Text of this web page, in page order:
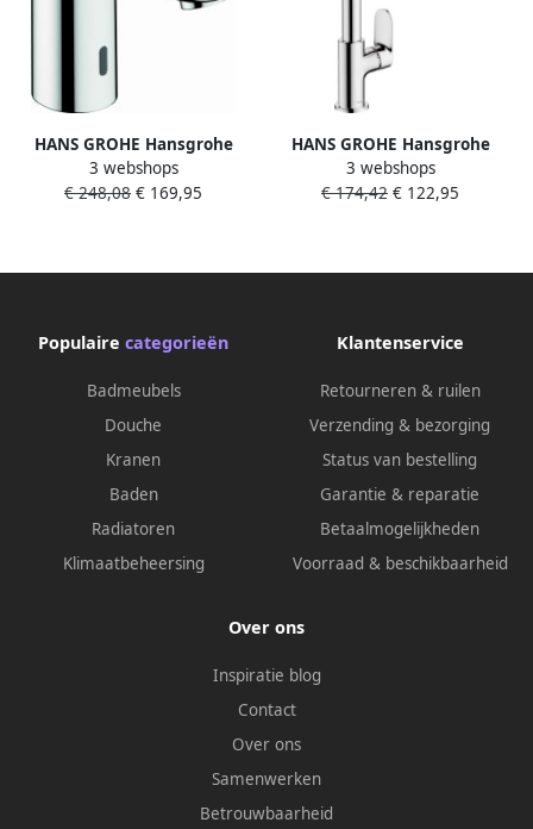
HANS GROHE Hansgrohe
Vernis elektronische
wastafelkraan koud water en
3 webshops
€ 248,08 € 169,95
HANS GROHE Hansgrohe
Vernis Blend 210
wastafelkraan m. draaibare
3 webshops
€ 174,42 € 122,95
Populaire categorieën
Badmeubels
Douche
Kranen
Baden
Radiatoren
Klimaatbeheersing
Klantenservice
Retourneren & ruilen
Verzending & bezorging
Status van bestelling
Garantie & reparatie
Betaalmogelijkheden
Voorraad & beschikbaarheid
Over ons
Inspiratie blog
Contact
Over ons
Samenwerken
Betrouwbaarheid